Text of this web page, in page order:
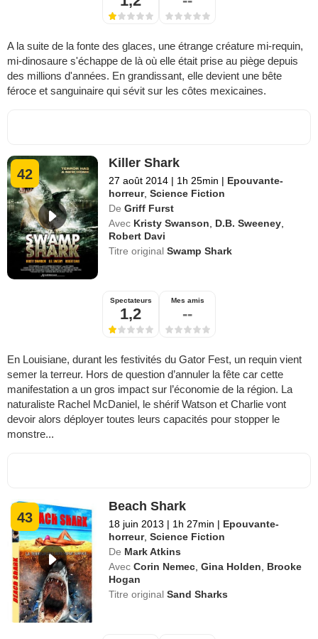
A la suite de la fonte des glaces, une étrange créature mi-requin,
mi-dinosaure s'échappe de là où elle était prise au piège depuis
des millions d'années. En grandissant, elle devient une bête
féroce et sanguinaire qui sévit sur les côtes mexicaines.
42
Killer Shark
27 août 2014 | 1h 25min | Epouvante-
horreur,Science Fiction
De Griff Furst
Avec Kristy Swanson D.B. Sweeney
Robert Davi
Titre originalSwamp Shark
Spectateurs
1,2
Mes amis
--
En Louisiane, durant les festivités du Gator Fest, un requin vient
semer la terreur. Hors de question d’annuler la fête car cette
manifestation a un gros impact sur l’économie de la région. La
naturaliste Rachel McDaniel, le shérif Watson et Charlie vont
devoir alors déployer toutes leurs capacités pour stopper le
monstre...
43
Beach Shark
18 juin 2013 | 1h 27min | Epouvante-
horreur,Science Fiction
De Mark Atkins
Avec Corin Nemec ,Gina Holden
Brooke
Hogan
Titre originalSand Sharks